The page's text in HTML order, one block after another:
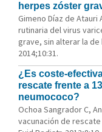
herpes zóster
Gimeno Díaz de Atauri
rutinaria del virus
grave, sin alterar la
2014;10:31.
¿Es coste-
rescate frente a
neumococo?
Ochoa Sangrador C,
vacunación de